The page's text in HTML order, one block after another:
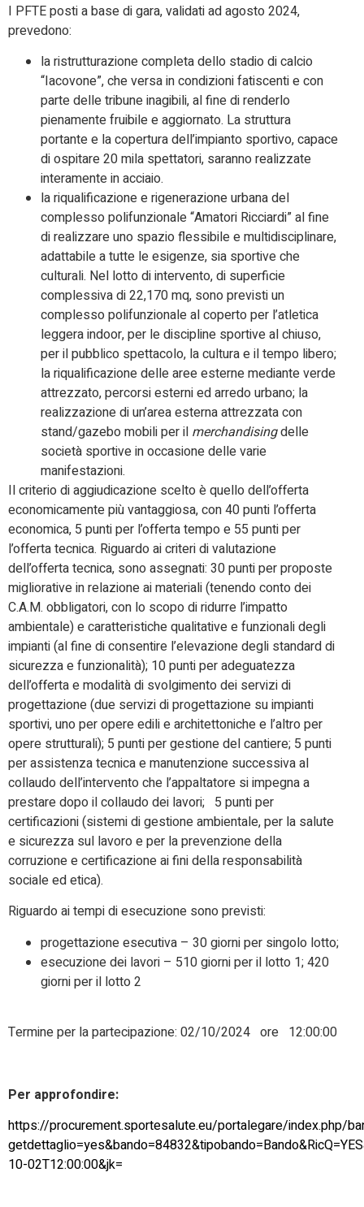
I PFTE posti a base di gara, validati ad agosto 2024,
prevedono:
la ristrutturazione completa dello stadio di calcio
“Iacovone”, che versa in condizioni fatiscenti e con
parte delle tribune inagibili, al fine di renderlo
pienamente fruibile e aggiornato. La struttura
portante e la copertura dell’impianto sportivo, capace
di ospitare 20 mila spettatori, saranno realizzate
interamente in acciaio.
la riqualificazione e rigenerazione urbana del
complesso polifunzionale “Amatori Ricciardi” al fine
di realizzare uno spazio flessibile e multidisciplinare,
adattabile a tutte le esigenze, sia sportive che
culturali. Nel lotto di intervento, di superficie
complessiva di 22,170 mq, sono previsti un
complesso polifunzionale al coperto per l’atletica
leggera indoor, per le discipline sportive al chiuso,
per il pubblico spettacolo, la cultura e il tempo libero;
la riqualificazione delle aree esterne mediante verde
attrezzato, percorsi esterni ed arredo urbano; la
realizzazione di un’area esterna attrezzata con
stand/gazebo mobili per il merchandisingdelle
società sportive in occasione delle varie
manifestazioni.
Il criterio di aggiudicazione scelto è quello dell’offerta
economicamente più vantaggiosa, con 40 punti l’offerta
economica, 5 punti per l’offerta tempo e 55 punti per
l’offerta tecnica. Riguardo ai criteri di valutazione
dell’offerta tecnica, sono assegnati: 30 punti per proposte
migliorative in relazione ai materiali (tenendo conto dei
C.A.M. obbligatori, con lo scopo di ridurre l’impatto
ambientale) e caratteristiche qualitative e funzionali degli
impianti (al fine di consentire l’elevazione degli standard di
sicurezza e funzionalità); 10 punti per adeguatezza
dell’offerta e modalità di svolgimento dei servizi di
progettazione (due servizi di progettazione su impianti
sportivi, uno per opere edili e architettoniche e l’altro per
opere strutturali); 5 punti per gestione del cantiere; 5 punti
per assistenza tecnica e manutenzione successiva al
collaudo dell’intervento che l’appaltatore si impegna a
prestare dopo il collaudo dei lavori; 5 punti per
certificazioni (sistemi di gestione ambientale, per la salute
e sicurezza sul lavoro e per la prevenzione della
corruzione e certificazione ai fini della responsabilità
sociale ed etica).
Riguardo ai tempi di esecuzione sono previsti:
progettazione esecutiva – 30 giorni per singolo lotto;
esecuzione dei lavori – 510 giorni per il lotto 1; 420
giorni per il lotto 2
Termine per la partecipazione: 02/10/2024 ore 12:00:00
Per approfondire:
https://procurement.sportesalute.eu/portalegare/index.php/
10-02T12:00:00&jk=